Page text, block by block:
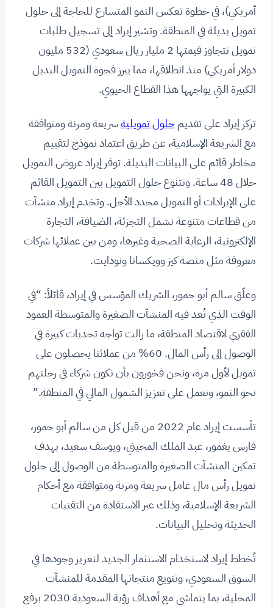
أمريكي)، في خطوة تعكس النمو المتسارع للحاجة إلى حلول
تمويل بديلة في المنطقة. وتشير إيراد إلى تسجيل طلبات
تمويل تتجاوز قيمتها 2 مليار ريال سعودي (532 مليون
دولار أمريكي) منذ انطلاقها، مما يبرز فجوة التمويل البديل
الكبيرة التي يواجهها هذا القطاع الحيوي.
تركز إيراد على تقديمحلول تمويليةسريعة ومرنة ومتوافقة
مع الشريعة الإسلامية، عن طريق اعتماد نموذج لتقييم
مخاطر قائم على البيانات البديلة. توفر إيراد عروض التمويل
خلال 48 ساعة. وتتنوع حلول التمويل بين التمويل القائم
على الإيرادات أو التمويل محدد الأجل. وتخدم إيراد منشآت
من قطاعات متنوعة تشمل التجزئة، الضيافة، التجارة
الإلكترونية، الرعاية الصحية وغيرها، ومن بين عملائها شركات
معروفة مثل منصة كيز وويكسانا ونودايت.
وعلّق سالم أبو حمور، الشريك المؤسس في إيراد، قائلاً: “في
الوقت الذي تُعد فيه المنشآت الصغيرة والمتوسطة العمود
الفقري لاقتصاد المنطقة، ما زالت تواجه تحديات كبيرة في
الوصول إلى رأس المال. 60% من عملائنا يحصلون على
تمويل لأول مرة، ونحن فخورون بأن نكون شركاء في رحلتهم
نحو النمو، ونعمل على تعزيز الشمول المالي في المنطقة.”
تأسست إيراد عام 2022 من قبل كل من سالم أبو حمور،
فارس يغمور، عبد الملك المحيني، ويوسف سعيد، بهدف
تمكين المنشآت الصغيرة والمتوسطة من الوصول إلى حلول
تمويل رأس مال عامل سريعة ومرنة ومتوافقة مع أحكام
الشريعة الإسلامية، وذلك عبر الاستفادة من التقنيات
الحديثة وتحليل البيانات.
تُخطط إيراد لاستخدام الاستثمار الجديد لتعزيز وجودها في
السوق السعودي، وتنويع منتجاتها المقدمة للمنشآت
المحلية، بما يتماشى مع أهداف رؤية السعودية 2030 برفع